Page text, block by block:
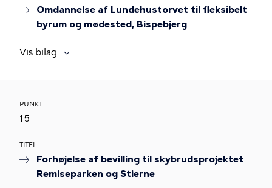
Omdannelse af Lundehustorvet til fleksibelt
byrum og mødested, Bispebjerg
Vis bilag
PUNKT
15
TITEL
Forhøjelse af bevilling til skybrudsprojektet
Remiseparken og Stierne